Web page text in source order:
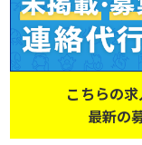
こちらの
最新の